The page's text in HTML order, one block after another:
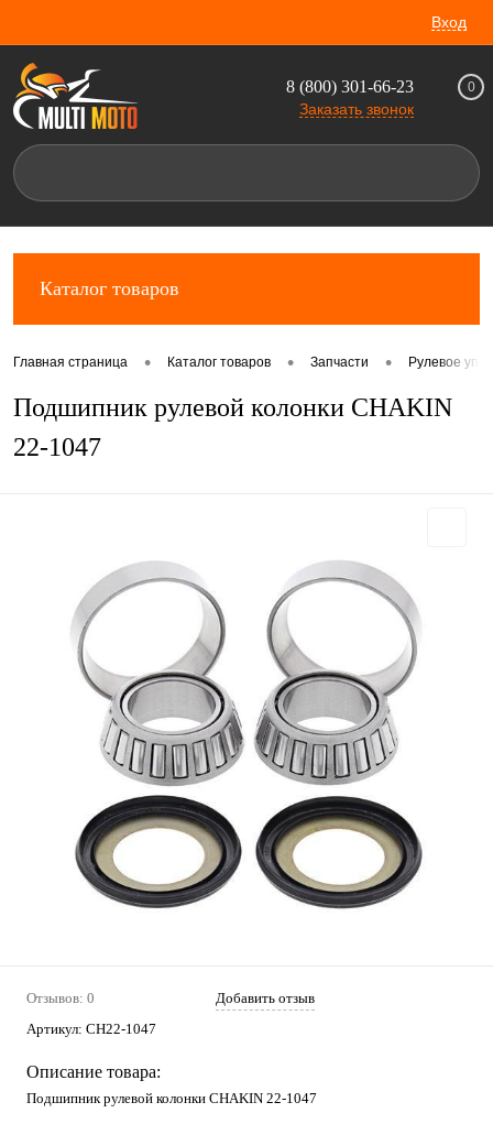
Вход
8 (800) 301-66-23
Заказать звонок
0
Каталог товаров
Главная страница • Каталог товаров • Запчасти • Рулевое
Подшипник рулевой колонки CHAKIN
22-1047
Отзывов: 0
Добавить отзыв
Артикул: CH22-1047
Описание товара:
Подшипник рулевой колонки CHAKIN 22-1047